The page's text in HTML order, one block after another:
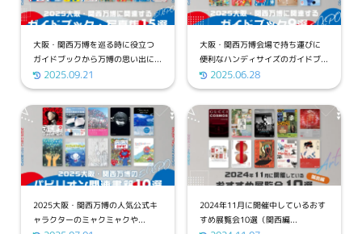
大阪・関西万博を巡る時に役立つ
ガイドブックから万博の思い出に...
2025.09.21
大阪・関西万博会場で持ち運びに
便利なハンディサイズのガイドブ...
2025.06.28
2025大阪・関西万博の人気公式キ
ャラクターのミャクミャクや...
2024年11月に開催中しているおす
すめ展覧会10選（関西編...